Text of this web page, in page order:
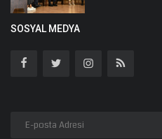
SOSYAL MEDYA